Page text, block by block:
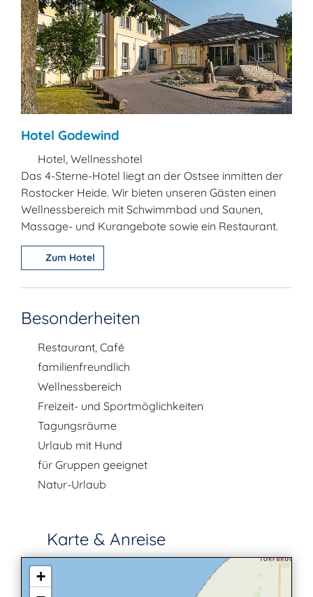
Hotel Godewind
Hotel, Wellnesshotel
Das 4-Sterne-Hotel liegt an der Ostsee inmitten der
Rostocker Heide. Wir bieten unseren Gästen einen
Wellnessbereich mit Schwimmbad und Saunen,
Massage- und Kurangebote sowie ein Restaurant.
Zum Hotel
Besonderheiten
Restaurant, Café
familienfreundlich
Wellnessbereich
Freizeit- und Sportmöglichkeiten
Tagungsräume
Urlaub mit Hund
für Gruppen geeignet
Natur-Urlaub
Karte & Anreise
+